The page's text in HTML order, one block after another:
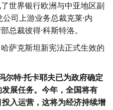
世界银行欧洲与中亚地区副
司上游业务总裁克莱·内
总裁彼得·科斯特洛。
萨克斯坦新宪法正式生效的
特·托卡耶夫已为政府确定
展任务。今年，全国将有
入运营，这将为经济持续增